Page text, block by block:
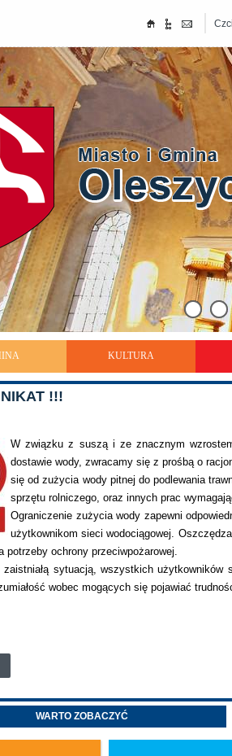
KULTURA
!!!
W związku z suszą i ze znacznym
dostawie wody, zwracamy się z prośbą o
się od zużycia wody pitnej do podlewania
sprzętu rolniczego, oraz innych prac
Ograniczenie zużycia wody zapewni
użytkownikom sieci wodociągowej.
potrzeby ochrony przeciwpożarowej.
sytuacją, wszystkich użytkowników
wobec mogących się pojawiać
WARTO ZOBACZYĆ